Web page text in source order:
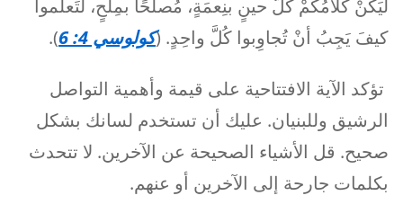
ليَكُنْ كلامُكُمْ كُلَّ حينٍ بنِعمَةٍ، مُصلَحًا بمِلحٍ، لتَعلَموا
كيفَ يَجِبُ أنْ تُجاوِبوا كُلَّ واحِدٍ. (كولوسي 4: 6 ).
تؤكد الآية الافتتاحية على قيمة وأهمية التواصل
الرشيق وللبنيان. عليك أن تستخدم لسانك بشكل
صحيح. قل الأشياء الصحيحة عن الآخرين. لا تتحدث
بكلمات جارحة إلى الآخرين أو عنهم.